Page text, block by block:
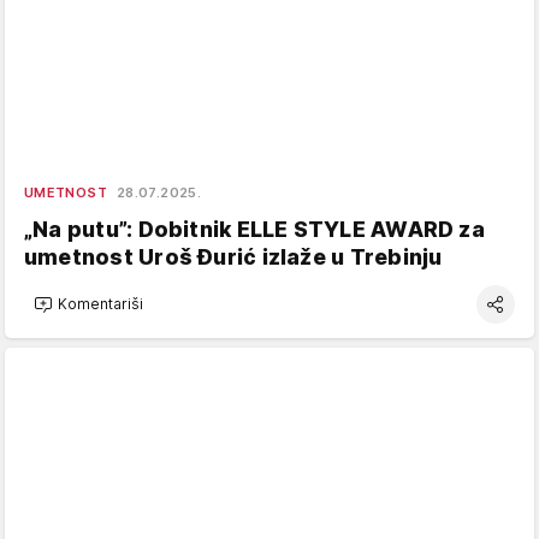
UMETNOST 28.07.2025.
„Na putu”: Dobitnik ELLE STYLE AWARD za
umetnost Uroš Đurić izlaže u Trebinju
Komentariši